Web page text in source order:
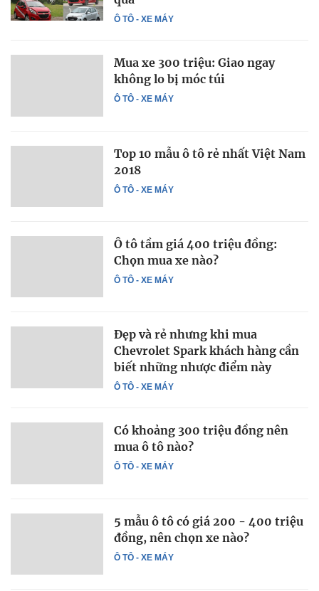
Ô TÔ - XE MÁY
Ô TÔ - XE MÁY
Mua xe 300 triệu: Giao ngay
không lo bị móc túi
Ô TÔ - XE MÁY
Top 10 mẫu ô tô rẻ nhất Việt Nam
2018
Ô TÔ - XE MÁY
Ô tô tầm giá 400 triệu đồng:
Chọn mua xe nào?
Ô TÔ - XE MÁY
Đẹp và rẻ nhưng khi mua
Chevrolet Spark khách hàng cần
biết những nhược điểm này
Ô TÔ - XE MÁY
Có khoảng 300 triệu đồng nên
mua ô tô nào?
Ô TÔ - XE MÁY
5 mẫu ô tô có giá 200 - 400 triệu
đồng, nên chọn xe nào?